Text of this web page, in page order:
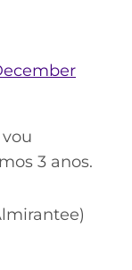
3 anos.